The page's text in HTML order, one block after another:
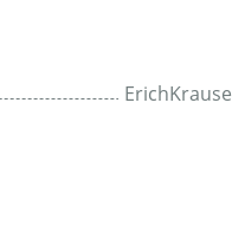
ErichKrause